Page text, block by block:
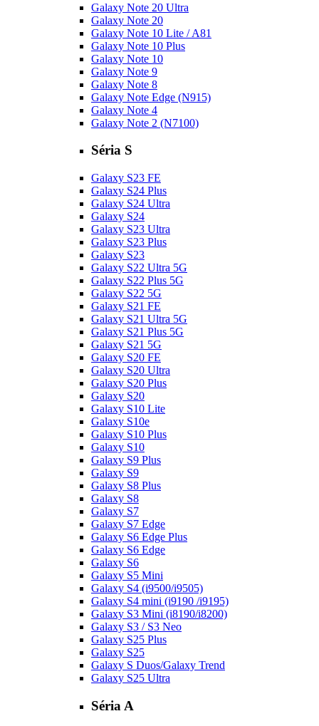
Galaxy Note 20 Ultra
Galaxy Note 20
Galaxy Note 10 Lite / A81
Galaxy Note 10 Plus
Galaxy Note 10
Galaxy Note 9
Galaxy Note 8
Galaxy Note Edge (N915)
Galaxy Note 4
Galaxy Note 2 (N7100)
Séria S
Galaxy S23 FE
Galaxy S24 Plus
Galaxy S24 Ultra
Galaxy S24
Galaxy S23 Ultra
Galaxy S23 Plus
Galaxy S23
Galaxy S22 Ultra 5G
Galaxy S22 Plus 5G
Galaxy S22 5G
Galaxy S21 FE
Galaxy S21 Ultra 5G
Galaxy S21 Plus 5G
Galaxy S21 5G
Galaxy S20 FE
Galaxy S20 Ultra
Galaxy S20 Plus
Galaxy S20
Galaxy S10 Lite
Galaxy S10e
Galaxy S10 Plus
Galaxy S10
Galaxy S9 Plus
Galaxy S9
Galaxy S8 Plus
Galaxy S8
Galaxy S7
Galaxy S7 Edge
Galaxy S6 Edge Plus
Galaxy S6 Edge
Galaxy S6
Galaxy S5 Mini
Galaxy S4 (i9500/i9505)
Galaxy S4 mini (i9190 /i9195)
Galaxy S3 Mini (i8190/i8200)
Galaxy S3 / S3 Neo
Galaxy S25 Plus
Galaxy S25
Galaxy S Duos/Galaxy Trend
Galaxy S25 Ultra
Séria A